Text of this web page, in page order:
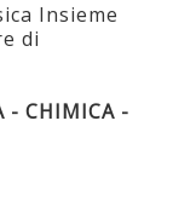
Insieme
di
- CHIMICA -